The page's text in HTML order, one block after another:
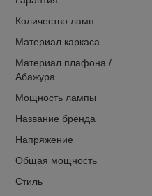
Количество ламп
Материал каркаса
Материал плафона /
Абажура
Мощность лампы
Название бренда
Напряжение
Общая мощность
Стиль